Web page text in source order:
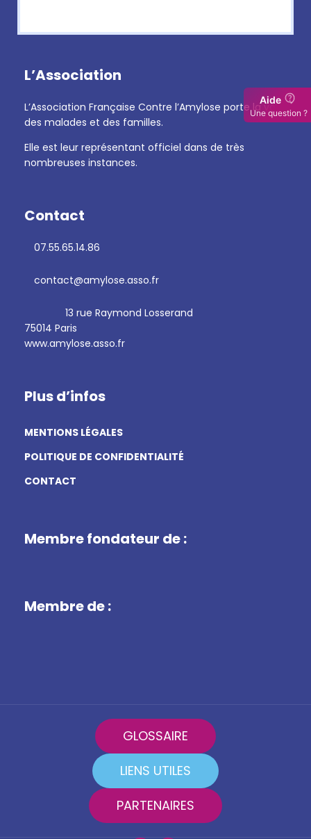
L’Association
L’Association Française Contre l’Amylose porte la voix
des malades et des familles.
Elle est leur représentant officiel dans de très
nombreuses instances.
Contact
07.55.65.14.86
contact@amylose.asso.fr
13 rue Raymond Losserand
75014 Paris
www.amylose.asso.fr
Plus d’infos
MENTIONS LÉGALES
POLITIQUE DE CONFIDENTIALITÉ
CONTACT
Membre fondateur de :
Membre de :
GLOSSAIRE
LIENS UTILES
PARTENAIRES
Aide
Une question ?